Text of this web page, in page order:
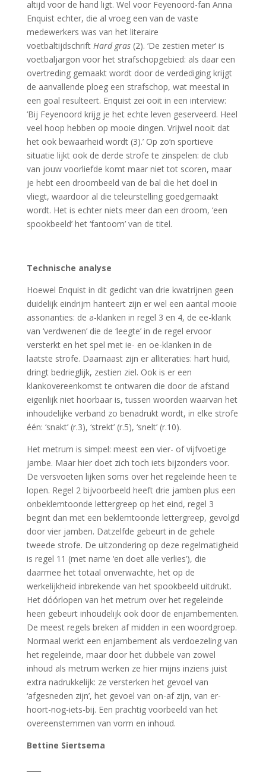
altijd voor de hand ligt. Wel voor Feyenoord-fan Anna
Enquist echter, die al vroeg een van de vaste
medewerkers was van het literaire
voetbaltijdschrift Hard gras (2). ‘De zestien meter’ is
voetbaljargon voor het strafschopgebied: als daar een
overtreding gemaakt wordt door de verdediging krijgt
de aanvallende ploeg een strafschop, wat meestal in
een goal resulteert. Enquist zei ooit in een interview:
‘Bij Feyenoord krijg je het echte leven geserveerd. Heel
veel hoop hebben op mooie dingen. Vrijwel nooit dat
het ook bewaarheid wordt (3).’ Op zo’n sportieve
situatie lijkt ook de derde strofe te zinspelen: de club
van jouw voorliefde komt maar niet tot scoren, maar
je hebt een droombeeld van de bal die het doel in
vliegt, waardoor al die teleurstelling goedgemaakt
wordt. Het is echter niets meer dan een droom, ‘een
spookbeeld’ het ‘fantoom’ van de titel.
Technische analyse
Hoewel Enquist in dit gedicht van drie kwatrijnen geen
duidelijk eindrijm hanteert zijn er wel een aantal mooie
assonanties: de a-klanken in regel 3 en 4, de ee-klank
van ‘verdwenen’ die de ‘leegte’ in de regel ervoor
versterkt en het spel met ie- en oe-klanken in de
laatste strofe. Daarnaast zijn er alliteraties: hart huid,
dringt bedrieglijk, zestien ziel. Ook is er een
klankovereenkomst te ontwaren die door de afstand
eigenlijk niet hoorbaar is, tussen woorden waarvan het
inhoudelijke verband zo benadrukt wordt, in elke strofe
één: ‘snakt’ (r.3), ‘strekt’ (r.5), ‘snelt’ (r.10).
Het metrum is simpel: meest een vier- of vijfvoetige
jambe. Maar hier doet zich toch iets bijzonders voor.
De versvoeten lijken soms over het regeleinde heen te
lopen. Regel 2 bijvoorbeeld heeft drie jamben plus een
onbeklemtoonde lettergreep op het eind, regel 3
begint dan met een beklemtoonde lettergreep, gevolgd
door vier jamben. Datzelfde gebeurt in de gehele
tweede strofe. De uitzondering op deze regelmatigheid
is regel 11 (met name ‘en doet alle verlies’), die
daarmee het totaal onverwachte, het op de
werkelijkheid inbrekende van het spookbeeld uitdrukt.
Het dóórlopen van het metrum over het regeleinde
heen gebeurt inhoudelijk ook door de enjambementen.
De meest regels breken af midden in een woordgroep.
Normaal werkt een enjambement als verdoezeling van
het regeleinde, maar door het dubbele van zowel
inhoud als metrum werken ze hier mijns inziens juist
extra nadrukkelijk: ze versterken het gevoel van
‘afgesneden zijn’, het gevoel van on-af zijn, van er-
hoort-nog-iets-bij. Een prachtig voorbeeld van het
overeenstemmen van vorm en inhoud.
Bettine Siertsema